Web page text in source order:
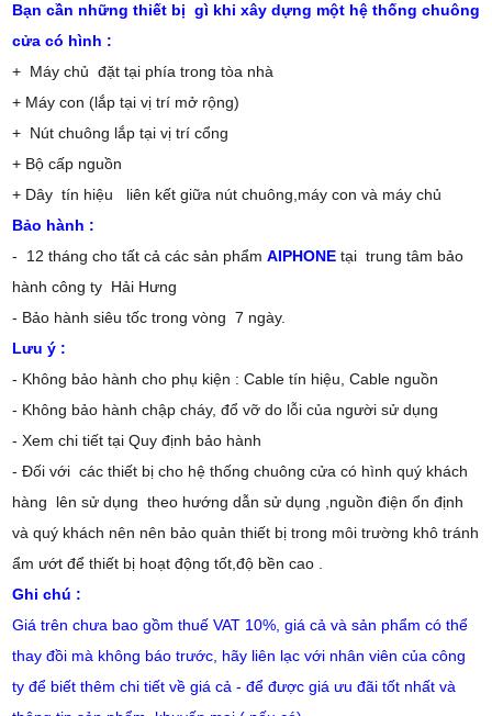
Bạn cần những thiết bị gì khi xây dựng một hệ thống chuông
cửa có hình :
+ Máy chủ đặt tại phía trong tòa nhà
+ Máy con (lắp tại vị trí mở rộng)
+ Nút chuông lắp tại vị trí cổng
+ Bộ cấp nguồn
+ Dây tín hiệu liên kết giữa nút chuông,máy con và máy chủ
Bảo hành :
- 12 tháng cho tất cả các sản phẩm AIPHONEtại trung tâm bảo
hành công ty Hải Hưng
- Bảo hành siêu tốc trong vòng 7 ngày.
Lưu ý :
- Không bảo hành cho phụ kiện : Cable tín hiệu, Cable nguồn
- Không bảo hành chập cháy, đổ vỡ do lỗi của người sử dụng
- Xem chi tiết tại Quy định bảo hành
- Đối với các thiết bị cho hệ thống chuông cửa có hình quý khách
hàng lên sử dụng theo hướng dẫn sử dụng ,nguồn điện ổn định
và quý khách nên nên bảo quản thiết bị trong môi trường khô tránh
ẩm ướt để thiết bị hoạt động tốt,độ bền cao .
Ghi chú :
Giá trên chưa bao gồm thuế VAT 10%, giá cả và sản phẩm có thể
thay đồi mà không báo trước, hãy liên lạc với nhân viên của công
ty để biết thêm chi tiết về giá cả - để được giá ưu đãi tốt nhất và